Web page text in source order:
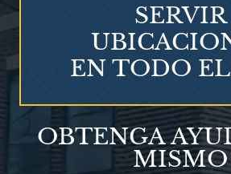
Talco en polvo
Ovary cancer
OBTENGA
MISMO
SERVIR
EN TODO